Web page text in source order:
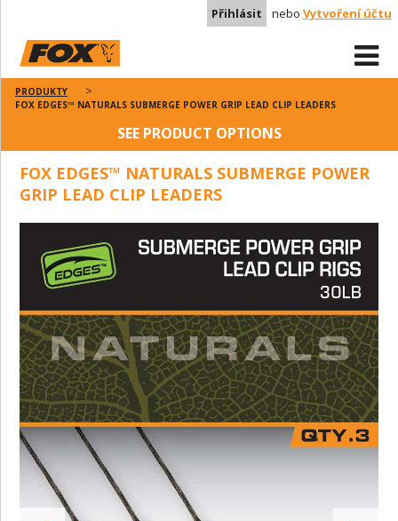
Přihlásit nebo Vytvoření účtu
PRODUKTY
FOX EDGES™ NATURALS SUBMERGE POWER GRIP LEAD CLIP LEADERS
SEE PRODUCT OPTIONS
FOX EDGES™ NATURALS SUBMERGE POWER
GRIP LEAD CLIP LEADERS